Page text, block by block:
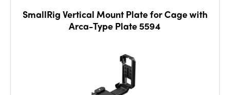
SmallRig Vertical Mount Plate for Cage with
Arca-Type Plate 5594